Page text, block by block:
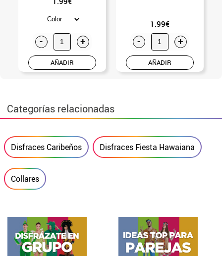
- +
AÑADIR
1.99€
- +
AÑADIR
Categorías relacionadas
Disfraces Caribeños Disfraces Fiesta Hawaiana
Collares